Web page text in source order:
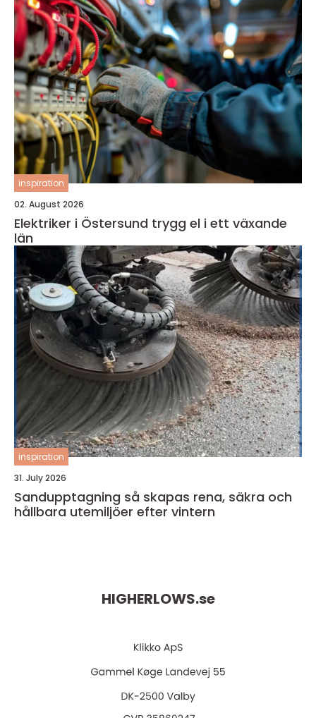
inspiration
02. August 2026
Elektriker i Östersund trygg el i ett växande
län
inspiration
31. July 2026
Sandupptagning så skapas rena, säkra och
hållbara utemiljöer efter vintern
HIGHERLOWS.se